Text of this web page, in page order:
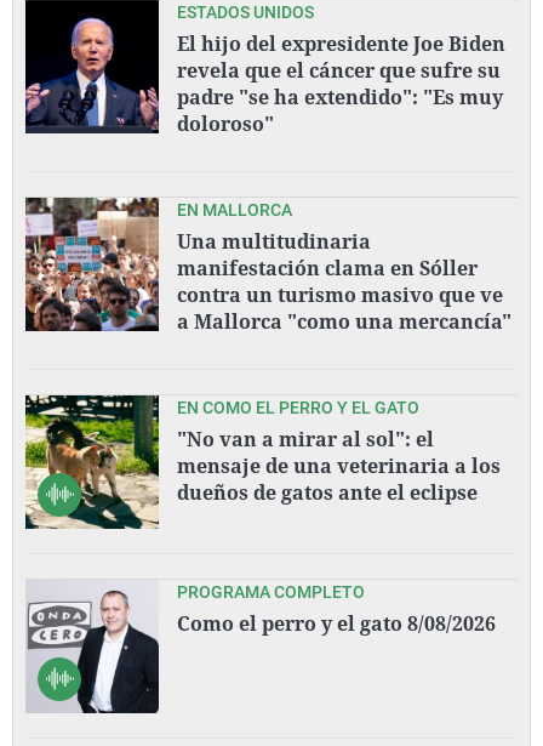
ESTADOS UNIDOS
El hijo del expresidente Joe Biden
revela que el cáncer que sufre su
padre "se ha extendido": "Es muy
doloroso"
EN MALLORCA
Una multitudinaria
manifestación clama en Sóller
contra un turismo masivo que ve
a Mallorca "como una mercancía"
EN COMO EL PERRO Y EL GATO
"No van a mirar al sol": el
mensaje de una veterinaria a los
dueños de gatos ante el eclipse
PROGRAMA COMPLETO
Como el perro y el gato 8/08/2026